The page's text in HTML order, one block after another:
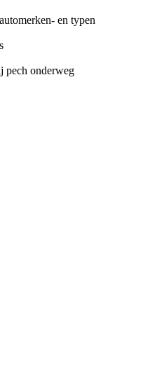
en typen
pech onderweg